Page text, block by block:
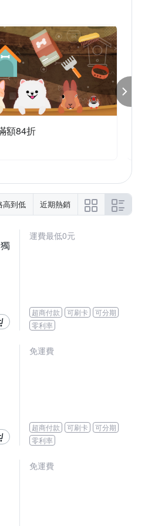
額84折
高到低 近期熱銷
運費最低0元
超商付款 可刷卡
可分期
零利率
免運費
超商付款 可刷卡
可分期
零利率
免運費